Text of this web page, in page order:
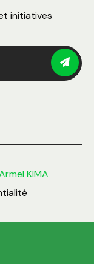
initiatives
KIMA